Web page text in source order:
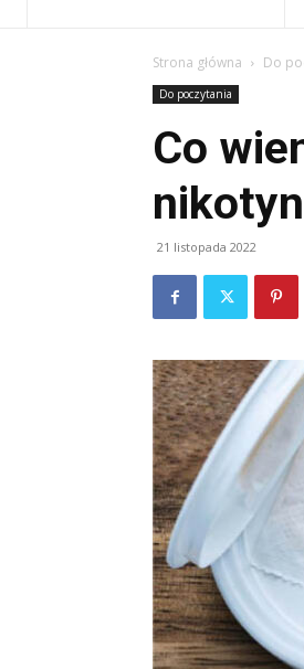
Strona główna Do
Do poczytania
Co
21 listopada 2022